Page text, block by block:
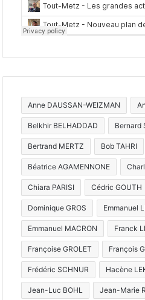
Anne DAUSSAN-WEIZMAN
Belkhir BELHADDAD Bernard
Bertrand MERTZ Bob TAHRI
Béatrice AGAMENNONE
Chiara PARISI Cédric GOUTH
Dominique GROS Emmanuel
Emmanuel MACRON Franck
Françoise GROLET François
Frédéric SCHNUR Hacène
Jean-Luc BOHL Jean-Marie